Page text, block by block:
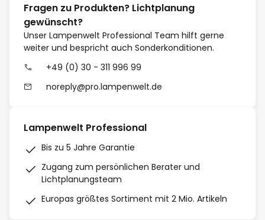
Fragen zu Produkten? Lichtplanung
gewünscht?
Unser Lampenwelt Professional Team hilft gerne
weiter und bespricht auch Sonderkonditionen.
+49 (0) 30 - 311 996 99
noreply@pro.lampenwelt.de
Lampenwelt Professional
Bis zu 5 Jahre Garantie
Zugang zum persönlichen Berater und
Lichtplanungsteam
Europas größtes Sortiment mit 2 Mio. Artikeln